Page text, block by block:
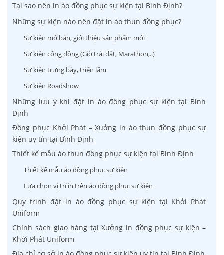
Tại sao nên in áo đồng phục sự kiện tại Bình Định?
Những sự kiện nào nên đặt in áo thun đồng phục?
Sự kiện mở bán, giới thiệu sản phẩm mới
Sự kiện cộng đồng (Giờ trái đất, Marathon,..)
Sự kiện trưng bày, triển lãm
Sự kiện Roadshow
Những lưu ý khi đặt in áo đồng phục sự kiện tại Bình
Định
Đồng phục Khởi Phát – Xưởng in áo thun đồng phục sự
kiện uy tín tại Bình Định
Thiết kế mẫu áo thun đồng phục sự kiện tại Bình Định
Thiết kế mẫu áo đồng phục sự kiện
Lựa chọn vị trí in trên áo đồng phục sự kiện
Quy trình đặt in áo đồng phục sự kiện tại Khởi Phát
Uniform
Chính sách giao hàng tại Xưởng in đồng phục sự kiện –
Khởi Phát Uniform